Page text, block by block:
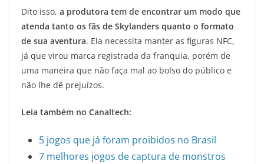
Dito isso, a produtora tem de encontrar um modo que
atenda tanto os fãs de Skylanders quanto o formato
de sua aventura. Ela necessita manter as figuras NFC,
já que virou marca registrada da franquia, porém de
uma maneira que não faça mal ao bolso do público e
não lhe dê prejuízos.
Leia também no Canaltech:
5 jogos que já foram proibidos no Brasil
7 melhores jogos de captura de monstros